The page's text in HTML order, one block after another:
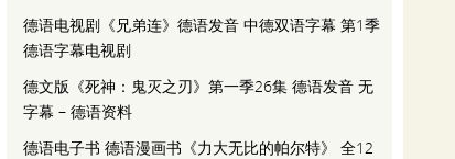
德语电视剧《兄弟连》德语发音 中德双语字幕 第1季
德语字幕电视剧
德文版《死神：鬼灭之刃》第一季26集 德语发音 无
字幕 – 德语资料
德语电子书 德语漫画书《力大无比的帕尔特》 全12